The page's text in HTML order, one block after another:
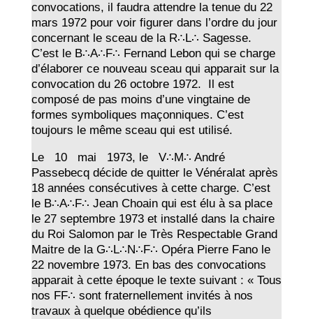
convocations, il faudra attendre la tenue du 22
mars 1972 pour voir figurer dans l’ordre du jour
concernant le sceau de la R∴L∴ Sagesse.
C’est le B∴A∴F∴ Fernand Lebon qui se charge
d’élaborer ce nouveau sceau qui apparait sur la
convocation du 26 octobre 1972. Il est
composé de pas moins d’une vingtaine de
formes symboliques maçonniques. C’est
toujours le même sceau qui est utilisé.
Le 10 mai 1973, le V∴M∴ André
Passebecq décide de quitter le Vénéralat après
18 années consécutives à cette charge. C’est
le B∴A∴F∴ Jean Choain qui est élu à sa place
le 27 septembre 1973 et installé dans la chaire
du Roi Salomon par le Très Respectable Grand
Maitre de la G∴L∴N∴F∴ Opéra Pierre Fano le
22 novembre 1973. En bas des convocations
apparait à cette époque le texte suivant : « Tous
nos FF∴ sont fraternellement invités à nos
travaux à quelque obédience qu’ils